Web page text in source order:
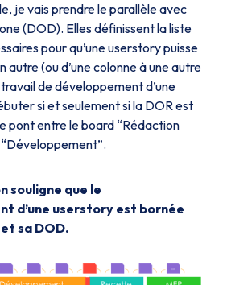
je vais prendre le parallèle avec
(DOD). Elles définissent la liste
pour qu’une userstory puisse
autre (ou d’une colonne à une autre
de développement d’une
si et seulement si la DOR est
pont entre le board “Rédaction
souligne que le
d’une userstory est bornée
sa DOD.